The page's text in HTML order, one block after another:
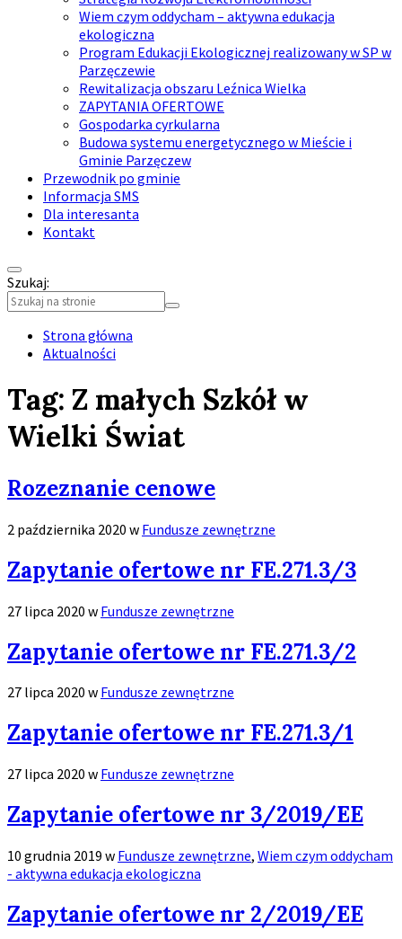
Wiem czym oddycham – aktywna edukacja
ekologiczna
Program Edukacji Ekologicznej realizowany w SP w
Parzęczewie
Rewitalizacja obszaru Leźnica Wielka
ZAPYTANIA OFERTOWE
Gospodarka cyrkularna
Budowa systemu energetycznego w Mieście i
Gminie Parzęczew
Przewodnik po gminie
Informacja SMS
Dla interesanta
Kontakt
Szukaj:
search
Strona główna
Aktualności
Tag: Z małych Szkół w
Wielki Świat
Rozeznanie cenowe
2 października 2020 w Fundusze zewnętrzne
Zobacz
więcej
Zapytanie ofertowe nr FE.271.3/3
27 lipca 2020 w Fundusze zewnętrzne
Zobacz
więcej
Zapytanie ofertowe nr FE.271.3/2
27 lipca 2020 w Fundusze zewnętrzne
Zobacz
więcej
Zapytanie ofertowe nr FE.271.3/1
27 lipca 2020 w Fundusze zewnętrzne
Zobacz
więcej
Zapytanie ofertowe nr 3/2019/EE
10 grudnia 2019 w Fundusze zewnętrzne, Wiem czym oddycham
- aktywna edukacja ekologiczna
Zobacz
więcej
Zapytanie ofertowe nr 2/2019/EE